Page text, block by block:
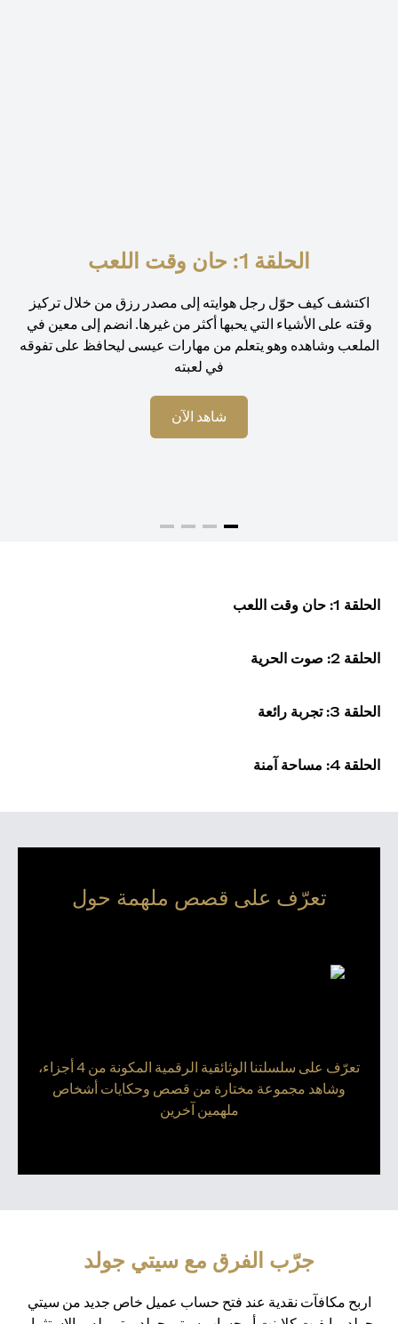
الحلقة 1: حان وقت اللعب
اكتشف كيف حوّل رجل هوايته إلى مصدر رزق من خلال تركيز
وقته على الأشياء التي يحبها أكثر من غيرها. انضم إلى معين في
الملعب وشاهده وهو يتعلم من مهارات عيسى ليحافظ على تفوقه
في لعبته
شاهد الآن
الحلقة 1: حان وقت اللعب
الحلقة 2: صوت الحرية
الحلقة 3: تجربة رائعة
الحلقة 4: مساحة آمنة
تعرّف على قصص ملهمة حول
تعرّف على سلسلتنا الوثائقية الرقمية المكونة من 4 أجزاء،
وشاهد مجموعة مختارة من قصص وحكايات أشخاص
ملهمين آخرين
جرّب الفرق مع سيتي جولد
اربح مكافآت نقدية عند فتح حساب عميل خاص جديد من سيتي